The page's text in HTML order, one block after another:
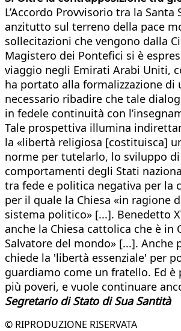
L’Accordo Provvisorio tra la
anzitutto sul terreno della pace
sollecitazioni che vengono dalla
Magistero dei Pontefici si è
viaggio negli Emirati Arabi Uniti,
ha portato alla formalizzazione di
necessario ribadire che tale
in fedele continuità con
Tale prospettiva illumina
la «libertà religiosa [costituisca]
norme per tutelarlo, lo sviluppo
comportamenti degli Stati
tra fede e politica negativa per la
per il quale la Chiesa «in ragione
sistema politico» [...]. Benedetto
anche la Chiesa cattolica che è
Salvatore del mondo» [...].
chiede la 'libertà essenziale' per
guardiamo come un fratello. Ed
più poveri, e vuole continuare
Segretario di Stato di Sua Santità
© RIPRODUZIONE RISERVATA